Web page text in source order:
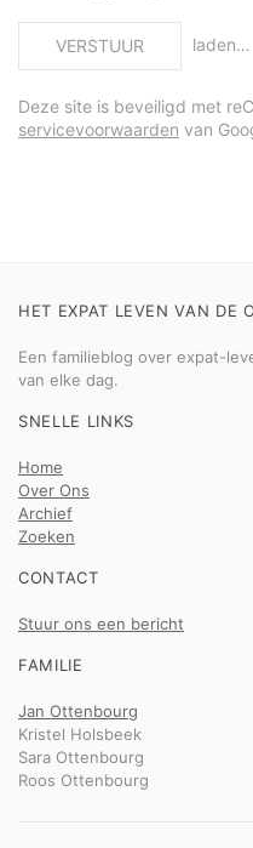
VERSTUUR laden…
Deze site is beveiligd met
servicevoorwaarden van
HET EXPAT LEVEN VAN DE
Een familieblog over expat-
van elke dag.
SNELLE LINKS
Home
Over Ons
Archief
Zoeken
CONTACT
Stuur ons een bericht
FAMILIE
Jan Ottenbourg
Kristel Holsbeek
Sara Ottenbourg
Roos Ottenbourg